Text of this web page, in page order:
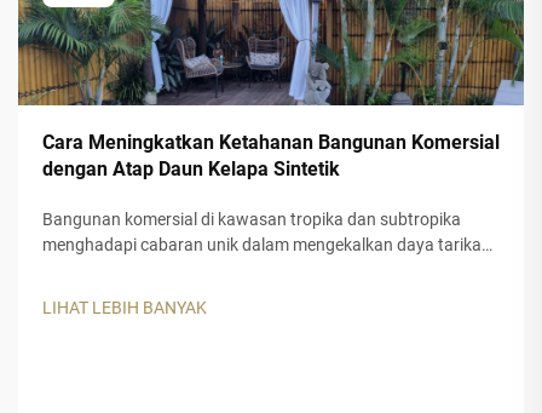
Cara Meningkatkan Ketahanan Bangunan Komersial
dengan Atap Daun Kelapa Sintetik
Bangunan komersial di kawasan tropika dan subtropika
menghadapi cabaran unik dalam mengekalkan daya tarikan
LIHAT LEBIH BANYAK